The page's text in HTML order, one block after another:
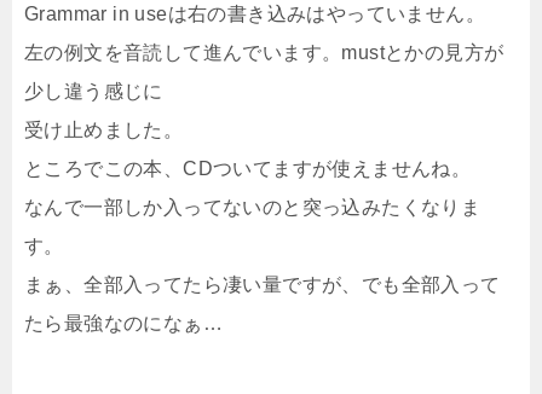
Grammar in useは右の書き込みはやっていません。
左の例文を音読して進んでいます。mustとかの見方が
少し違う感じに
受け止めました。
ところでこの本、CDついてますが使えませんね。
なんで一部しか入ってないのと突っ込みたくなりま
す。
まぁ、全部入ってたら凄い量ですが、でも全部入って
たら最強なのになぁ…